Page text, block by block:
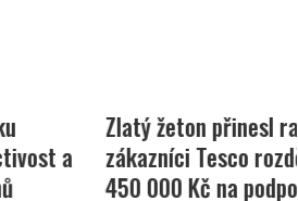
Zlatý žeton přinesl radost,
zákazníci Tesco rozdělili
450 000 Kč na podporu dětí